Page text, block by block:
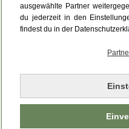
ausgewählte Partner
du jederzeit in den
findest du in der
Leider ist ein
Bitte laden